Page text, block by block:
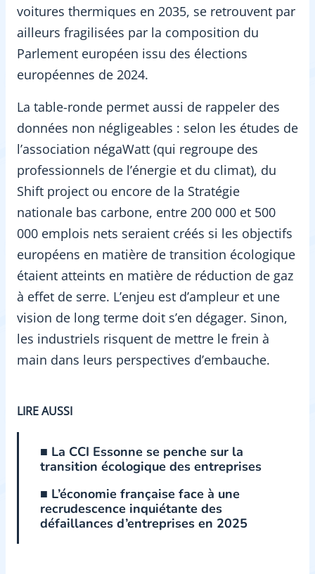
voitures thermiques en 2035, se retrouvent par
ailleurs fragilisées par la composition du
Parlement européen issu des élections
européennes de 2024.
La table-ronde permet aussi de rappeler des
données non négligeables : selon les études de
l’association négaWatt (qui regroupe des
professionnels de l’énergie et du climat), du
Shift project ou encore de la Stratégie
nationale bas carbone, entre 200 000 et 500
000 emplois nets seraient créés si les objectifs
européens en matière de transition écologique
étaient atteints en matière de réduction de gaz
à effet de serre. L’enjeu est d’ampleur et une
vision de long terme doit s’en dégager. Sinon,
les industriels risquent de mettre le frein à
main dans leurs perspectives d’embauche.
LIRE AUSSI
■ La CCI Essonne se penche sur la
transition écologique des entreprises
■ L’économie française face à une
recrudescence inquiétante des
défaillances d’entreprises en 2025